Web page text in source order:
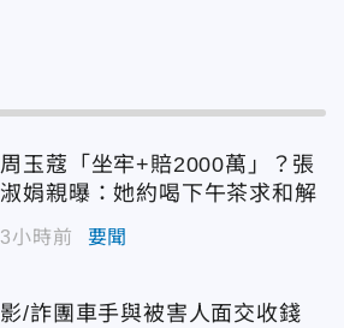
周玉蔻「坐牢+賠2000萬」？張
淑娟親曝：她約喝下午茶求和解
3小時前 要聞
影/詐團車手與被害人面交收錢